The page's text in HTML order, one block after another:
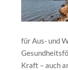
für Aus- und
Kraft – auch